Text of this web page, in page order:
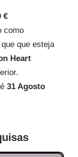
€
como
que esteja
31 Agosto